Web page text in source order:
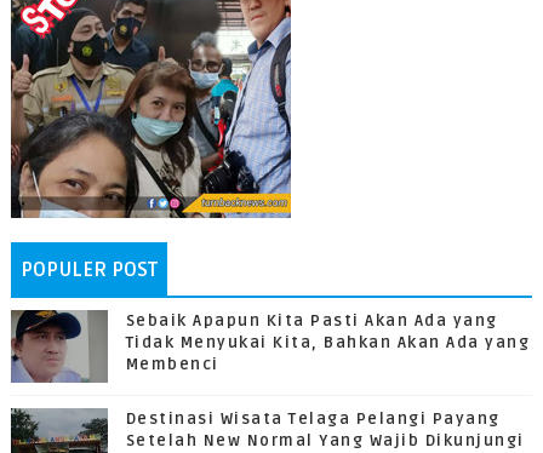
POPULER POST
Sebaik Apapun Kita Pasti Akan Ada yang
Tidak Menyukai Kita, Bahkan Akan Ada yang
Membenci
Destinasi Wisata Telaga Pelangi Payang
Setelah New Normal Yang Wajib Dikunjungi